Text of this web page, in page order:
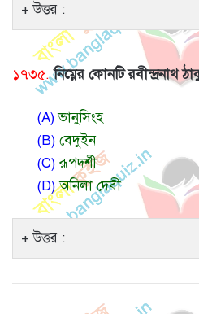
উত্তর :
১৭৩৫. নিম্নের কোনটি রবীন্দ্রনাথ
(A)ভানুসিংহ
(B) বেদুইন
(C)রূপদর্শী
(D)অনিলা দেবী
উত্তর :